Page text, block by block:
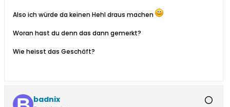
Also ich würde da keinen Hehl draus machen
Woran hast du denn das dann gemerkt?
Wie heisst das Geschäft?
badnix